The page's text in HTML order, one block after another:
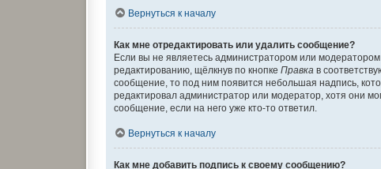
Вернуться к началу
Как мне отредактировать или удалить сообщение?
Если вы не являетесь администратором или
редактированию, щёлкнув по кнопкеПравка в
сообщение, то под ним появится небольшая надпись,
редактировал администратор или модератор, хотя они
сообщение, если на него уже кто-то ответил.
Вернуться к началу
Как мне добавить подпись к своему сообщению?